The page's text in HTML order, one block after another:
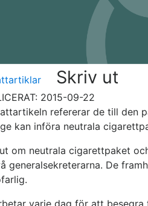
Skriv ut
2015-09-22
refererar de till den
kan införa neutrala
om neutrala cigarettpaket
generalsekreterarna. De
varje dag för att